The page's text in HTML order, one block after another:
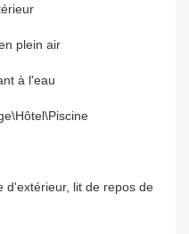
plein air
à l'eau
d'extérieur, lit de repos de